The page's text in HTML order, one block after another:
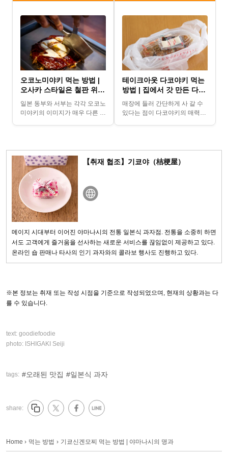
오코노미야키 먹는 방법 |
오사카 스타일은 철판 위
오코노미야키를 개인 주걱
으로 그대로 먹는다
일본 동부와 서부는 각각 오코노
미야키의 이미지가 매우 다른 것
테이크아웃 다코야키 먹는
방법 | 집에서 갓 만든 다코
야키처럼 데운다!
매장에 들러 간단하게 사 갈 수
있다는 점이 다코야키의 매력입
【취재 협조】기쿄야（桔梗屋）
메이지 시대부터 이어진 야마나시의 전통 일본식 과자점. 전통을 소중히 하면
서도 고객에게 즐거움을 선사하는 새로운 서비스를 끊임없이 제공하고 있다.
온라인 숍 판매나 타사의 인기 과자와의 콜라보 행사도 진행하고 있다.
※본 정보는 취재 또는 작성 시점을 기준으로 작성되었으며, 현재의 상황과는 다
를 수 있습니다.
text: goodiefoodie
photo: ISHIGAKI Seiji
tags: 오래된 맛집 일본식 과자
share:
Home › 먹는 방법 › 기쿄신겐모찌 먹는 방법 | 야마나시의 명과